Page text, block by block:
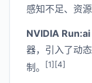
感知不足、资
NVIDIA Run:ai
器，引入了动
制。
[1][4]